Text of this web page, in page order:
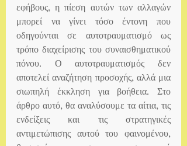
εφήβους, η πίεση αυτών των αλλαγών
μπορεί να γίνει τόσο έντονη που
οδηγούνται σε αυτοτραυματισμό ως
τρόπο διαχείρισης του συναισθηματικού
πόνου. Ο αυτοτραυματισμός δεν
αποτελεί αναζήτηση προσοχής, αλλά μια
σιωπηλή έκκληση για βοήθεια. Στο
άρθρο αυτό, θα αναλύσουμε τα αίτια, τις
ενδείξεις και τις στρατηγικές
αντιμετώπισης αυτού του φαινομένου,